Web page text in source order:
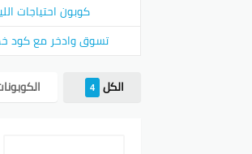
كوبون احتياجات
تسوق وادخر مع كود
الكل 4